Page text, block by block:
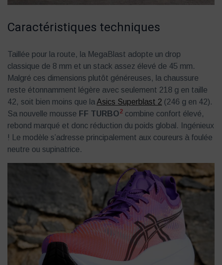
Caractéristiques techniques
Taillée pour la route, la MegaBlast adopte un drop
classique de 8 mm et un stack assez élevé de 45 mm.
Malgré ces dimensions plutôt généreuses, la chaussure
reste étonnamment légère avec seulement 218 g en taille
42, soit bien moins que la Asics Superblast 2 (246 g en 42).
Sa nouvelle mousse FF TURBO2 combine confort élevé,
rebond marqué et donc réduction du poids global. Ingénieux
! Le modèle s’adresse principalement aux coureurs à foulée
neutre ou supinatrice.